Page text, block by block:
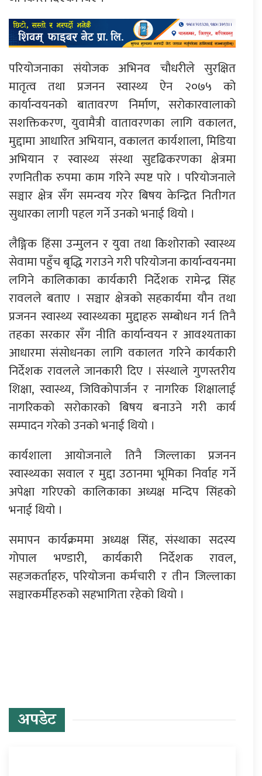
परियोजनाका संयोजक अभिनव चौधरीले सुरक्षित
मातृत्व तथा प्रजनन स्वास्थ्य ऐन २०७५ को
कार्यान्वयनको बातावरण निर्माण, सरोकारवालाको
सशक्तिकरण, युवामैत्री वातावरणका लागि वकालत,
मुद्दामा आधारित अभियान, वकालत कार्यशाला, मिडिया
अभियान र स्वास्थ्य संस्था सुदृढिकरणका क्षेत्रमा
रणनितीक रुपमा काम गरिने स्पष्ट पारे । परियोजनाले
सञ्चार क्षेत्र सँग समन्वय गरेर बिषय केन्द्रित नितीगत
सुधारका लागी पहल गर्ने उनको भनाई थियो ।
लैङ्गिक हिंसा उन्मुलन र युवा तथा किशोराको स्वास्थ्य
सेवामा पहुँच बृद्धि गराउने गरी परियोजना कार्यान्वयनमा
लगिने कालिकाका कार्यकारी निर्देशक रामेन्द्र सिंह
रावलले बताए । सञ्चार क्षेत्रको सहकार्यमा यौन तथा
प्रजनन स्वास्थ्य स्वास्थ्यका मुद्दाहरु सम्बोधन गर्न तिनै
तहका सरकार सँग नीति कार्यान्वयन र आवश्यताका
आधारमा संसोधनका लागि वकालत गरिने कार्यकारी
निर्देशक रावलले जानकारी दिए । संंस्थाले गुणस्तरीय
शिक्षा, स्वास्थ्य, जिविकोपार्जन र नागरिक शिक्षालाई
नागरिकको सरोकारको बिषय बनाउने गरी कार्य
सम्पादन गरेको उनको भनाई थियो ।
कार्यशाला आयोजनाले तिनै जिल्लाका प्रजनन
स्वास्थ्यका सवाल र मुद्दा उठानमा भूमिका निर्वाह गर्ने
अपेक्षा गरिएको कालिकाका अध्यक्ष मन्दिप सिंहको
भनाई थियो ।
समापन कार्यक्रममा अध्यक्ष सिंह, संस्थाका सदस्य
गोपाल भण्डारी, कार्यकारी निर्देशक रावल,
सहजकर्ताहरु, परियोजना कर्मचारी र तीन जिल्लाका
सञ्चारकर्मीहरुको सहभागिता रहेको थियो ।
अपडेट